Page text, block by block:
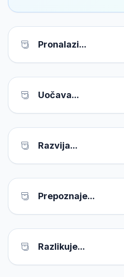
Pronalazi...
Uočava...
Razvija...
Prepoznaje...
Razlikuje...